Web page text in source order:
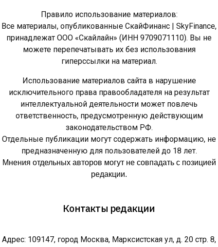
Правило использование материалов:
Все материалы, опубликованные СкайФинанс | SkyFinance,
принадлежат ООО «Скайлайн» (ИНН 9709071110). Вы не
можете перепечатывать их без использования
гиперссылки на материал.
Использование материалов сайта в нарушение
исключительного права правообладателя на результат
интеллектуальной деятельности может повлечь
ответственность, предусмотренную действующим
законодательством РФ.
Отдельные публикации могут содержать информацию, не
предназначенную для пользователей до 18 лет.
Мнения отдельных авторов могут не совпадать с позицией
редакции.
Контакты редакции
Адрес: 109147, город Москва, Марксистская ул, д. 20 стр. 8,